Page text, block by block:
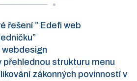
řešení ” Edefi web
webdesign
přehlednou strukturu menu
zákonných povinností v